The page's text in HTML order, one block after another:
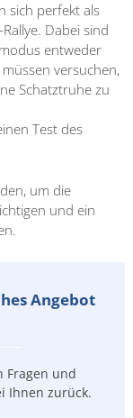
sich perfekt als
Dabei sind
entweder
versuchen,
Schatztruhe zu
Test des
um die
und ein
Angebot
Fragen und
Ihnen zurück.